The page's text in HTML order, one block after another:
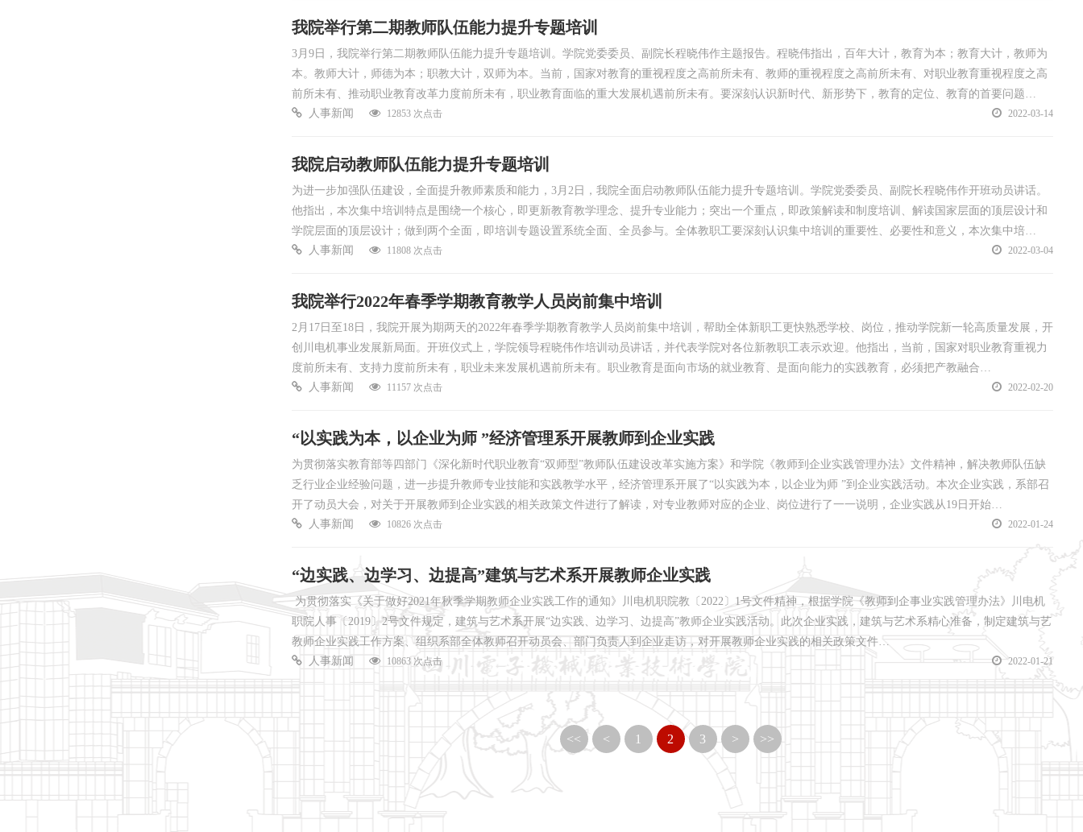
我院举行第二期教师队伍能力提升专题培训
3月9日，我院举行第二期教师队伍能力提升专题培训。学院党委委员、副院长程晓伟作主题报告。程晓伟指出，百年大计，教育为本；教育大计，教师为
本。教师大计，师德为本；职教大计，双师为本。当前，国家对教育的重视程度之高前所未有、教师的重视程度之高前所未有、对职业教育重视程度之高
前所未有、推动职业教育改革力度前所未有，职业教育面临的重大发展机遇前所未有。要深刻认识新时代、新形势下，教育的定位、教育的首要问题…
人事新闻
12853 次点击 2022-03-14
我院启动教师队伍能力提升专题培训
为进一步加强队伍建设，全面提升教师素质和能力，3月2日，我院全面启动教师队伍能力提升专题培训。学院党委委员、副院长程晓伟作开班动员讲话。
他指出，本次集中培训特点是围绕一个核心，即更新教育教学理念、提升专业能力；突出一个重点，即政策解读和制度培训、解读国家层面的顶层设计和
学院层面的顶层设计；做到两个全面，即培训专题设置系统全面、全员参与。全体教职工要深刻认识集中培训的重要性、必要性和意义，本次集中培…
人事新闻
11808 次点击 2022-03-04
我院举行2022年春季学期教育教学人员岗前集中培训
2月17日至18日，我院开展为期两天的2022年春季学期教育教学人员岗前集中培训，帮助全体新职工更快熟悉学校、岗位，推动学院新一轮高质量发展，开
创川电机事业发展新局面。开班仪式上，学院领导程晓伟作培训动员讲话，并代表学院对各位新教职工表示欢迎。他指出，当前，国家对职业教育重视力
度前所未有、支持力度前所未有，职业未来发展机遇前所未有。职业教育是面向市场的就业教育、是面向能力的实践教育，必须把产教融合…
人事新闻
11157 次点击 2022-02-20
“以实践为本，以企业为师 ”经济管理系开展教师到企业实践
为贯彻落实教育部等四部门《深化新时代职业教育“双师型”教师队伍建设改革实施方案》和学院《教师到企业实践管理办法》文件精神，解决教师队伍缺
乏行业企业经验问题，进一步提升教师专业技能和实践教学水平，经济管理系开展了“以实践为本，以企业为师 ”到企业实践活动。本次企业实践，系部召
开了动员大会，对关于开展教师到企业实践的相关政策文件进行了解读，对专业教师对应的企业、岗位进行了一一说明，企业实践从19日开始…
人事新闻
10826 次点击 2022-01-24
“边实践、边学习、边提高”建筑与艺术系开展教师企业实践
为贯彻落实《关于做好2021年秋季学期教师企业实践工作的通知》川电机职院教〔2022〕1号文件精神，根据学院《教师到企事业实践管理办法》川电机
职院人事〔2019〕2号文件规定，建筑与艺术系开展“边实践、边学习、边提高”教师企业实践活动。此次企业实践，建筑与艺术系精心准备，制定建筑与艺
教师企业实践工作方案、组织系部全体教师召开动员会、部门负责人到企业走访，对开展教师企业实践的相关政策文件…
人事新闻
10863 次点击 2022-01-21
<< < 1 2 3 > >>